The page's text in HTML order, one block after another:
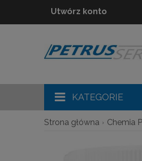
Utwórz konto
KATEGORIE
Strona główna Chemia